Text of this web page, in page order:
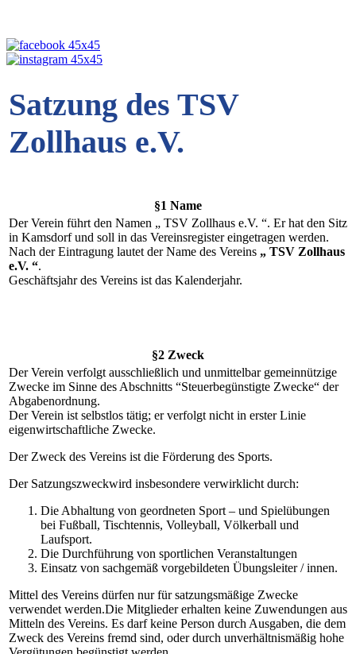
Satzung des TSV
Zollhaus e.V.
§1 Name
Der Verein führt den Namen „ TSV Zollhaus e.V. “. Er hat den Sitz
in Kamsdorf und soll in das Vereinsregister eingetragen werden.
Nach der Eintragung lautet der Name des Vereins „ TSV Zollhaus
e.V. “.
Geschäftsjahr des Vereins ist das Kalenderjahr.
§2 Zweck
Der Verein verfolgt ausschließlich und unmittelbar gemeinnützige
Zwecke im Sinne des Abschnitts “Steuerbegünstigte Zwecke“ der
Abgabenordnung.
Der Verein ist selbstlos tätig; er verfolgt nicht in erster Linie
eigenwirtschaftliche Zwecke.
Der Zweck des Vereins ist die Förderung des Sports.
Der Satzungszweckwird insbesondere verwirklicht durch:
Die Abhaltung von geordneten Sport – und Spielübungen
bei Fußball, Tischtennis, Volleyball, Völkerball und
Laufsport.
Die Durchführung von sportlichen Veranstaltungen
Einsatz von sachgemäß vorgebildeten Übungsleiter / innen.
Mittel des Vereins dürfen nur für satzungsmäßige Zwecke
verwendet werden.Die Mitglieder erhalten keine Zuwendungen aus
Mitteln des Vereins. Es darf keine Person durch Ausgaben, die dem
Zweck des Vereins fremd sind, oder durch unverhältnismäßig hohe